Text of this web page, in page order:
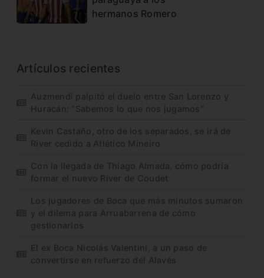
hermanos Romero
Artículos recientes
Auzmendi palpitó el duelo entre San Lorenzo y
Huracán: “Sabemos lo que nos jugamos”
Kevin Castaño, otro de los separados, se irá de
River cedido a Atlético Mineiro
Con la llegada de Thiago Almada, cómo podría
formar el nuevo River de Coudet
Los jugadores de Boca que más minutos sumaron
y el dilema para Arruabarrena de cómo
gestionarlos
El ex Boca Nicolás Valentini, a un paso de
convertirse en refuerzo del Alavés